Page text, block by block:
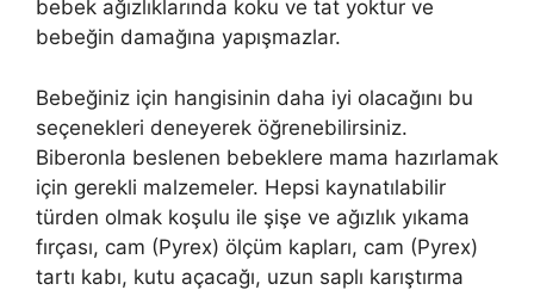
bebek ağızlıklarında koku ve tat yoktur ve
bebeğin damağına yapışmazlar.
Bebeğiniz için hangisinin daha iyi olacağını bu
seçenekleri deneyerek öğrenebilirsiniz.
Biberonla beslenen bebeklere mama hazırlamak
için gerekli malzemeler. Hepsi kaynatılabilir
türden olmak koşulu ile şişe ve ağızlık yıkama
fırçası, cam (Pyrex) ölçüm kapları, cam (Pyrex)
tartı kabı, kutu açacağı, uzun saplı karıştırma